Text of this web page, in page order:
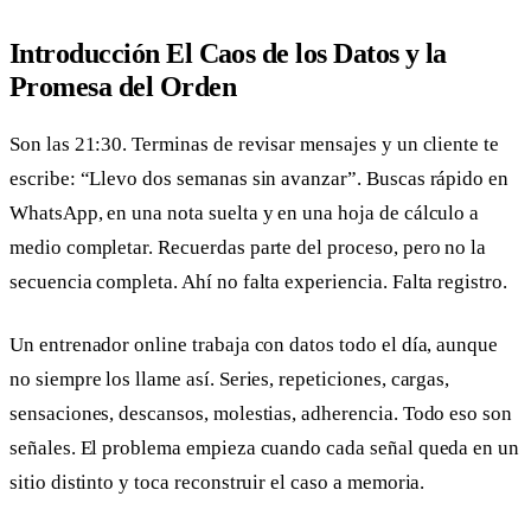
Introducción El Caos de los Datos y la
Promesa del Orden
Son las 21:30. Terminas de revisar mensajes y un cliente te
escribe: “Llevo dos semanas sin avanzar”. Buscas rápido en
WhatsApp, en una nota suelta y en una hoja de cálculo a
medio completar. Recuerdas parte del proceso, pero no la
secuencia completa. Ahí no falta experiencia. Falta registro.
Un entrenador online trabaja con datos todo el día, aunque
no siempre los llame así. Series, repeticiones, cargas,
sensaciones, descansos, molestias, adherencia. Todo eso son
señales. El problema empieza cuando cada señal queda en un
sitio distinto y toca reconstruir el caso a memoria.